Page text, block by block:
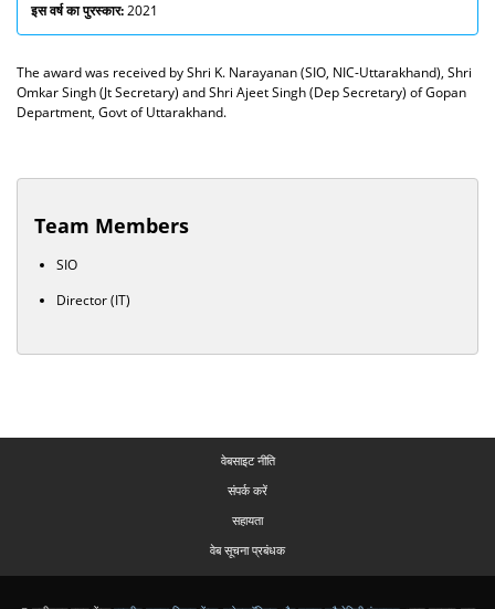
इस वर्ष का पुरस्कार:2021
The award was received by Shri K. Narayanan (SIO, NIC-Uttarakhand), Shri
Omkar Singh (Jt Secretary) and Shri Ajeet Singh (Dep Secretary) of Gopan
Department, Govt of Uttarakhand.
Team Members
SIO
Director (IT)
वेबसाइट नीति
संपर्क करें
सहायता
वेब सूचना प्रबंधक